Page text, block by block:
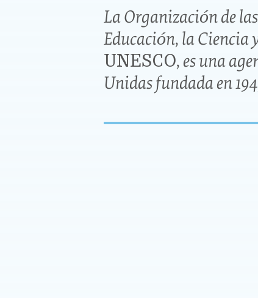
La Organización de
Educación, la Ciencia
UNESCO, es una
Unidas fundada en